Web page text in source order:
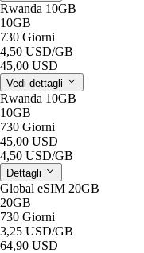
Rwanda 10GB
10GB
730 Giorni
4,50 USD/GB
45,00 USD
Vedi dettagli
Rwanda 10GB
10GB
730 Giorni
45,00 USD
4,50 USD/GB
Dettagli
Global eSIM 20GB
20GB
730 Giorni
3,25 USD/GB
64,90 USD